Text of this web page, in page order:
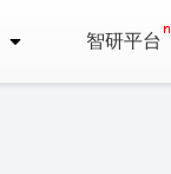
智研平台